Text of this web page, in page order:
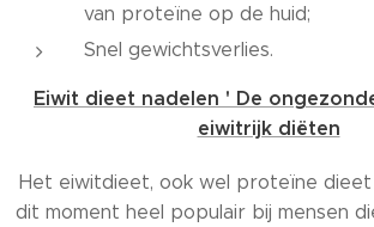
van proteïne op de huid;
Snel gewichtsverlies.
Eiwit dieet nadelen ' De
eiwitrijk diëten
Het eiwitdieet, ook wel proteïne dieet
dit moment heel populair bij mensen